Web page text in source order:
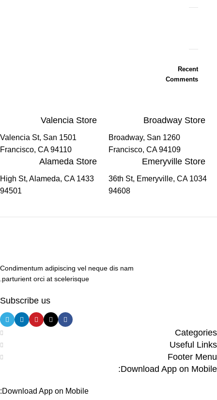
HP
To
Shop
Recent
Comments
Broadway Store
1260 Broadway, San
Francisco, CA 94109
Valencia Store
1501 Valencia St, San
Francisco, CA 94110
Emeryville Store
1034 36th St, Emeryville, CA
94608
Alameda Store
1433 High St, Alameda, CA
94501
Condimentum adipiscing vel neque dis nam
parturient orci at scelerisque.
Subscribe us
Categories
Useful Links
Footer Menu
Download App on Mobile:
Download App on Mobile: